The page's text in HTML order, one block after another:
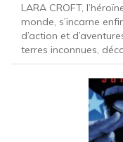
LARA CROFT,
monde, s’incarne
d’action et
terres inconnues,